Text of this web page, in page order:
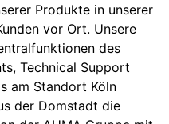
Produkte in unserer
vor Ort. Unsere
des
Technical Support
am Standort Köln
der Domstadt die